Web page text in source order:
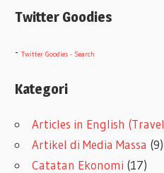
Twitter Goodies
-Twitter Goodies - Search
Kategori
Articles in English
Artikel di Media Massa (9)
Catatan Ekonomi (17)